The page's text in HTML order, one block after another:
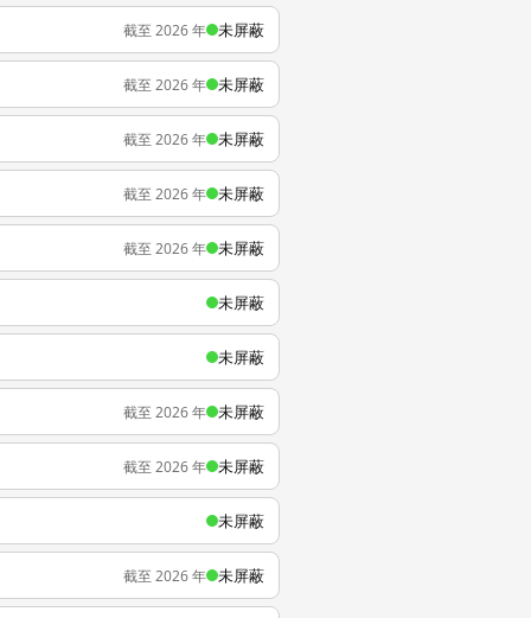
截至 2026 年 未屏蔽
截至 2026 年 未屏蔽
截至 2026 年 未屏蔽
截至 2026 年 未屏蔽
截至 2026 年 未屏蔽
未屏蔽
未屏蔽
截至 2026 年 未屏蔽
截至 2026 年 未屏蔽
未屏蔽
截至 2026 年 未屏蔽